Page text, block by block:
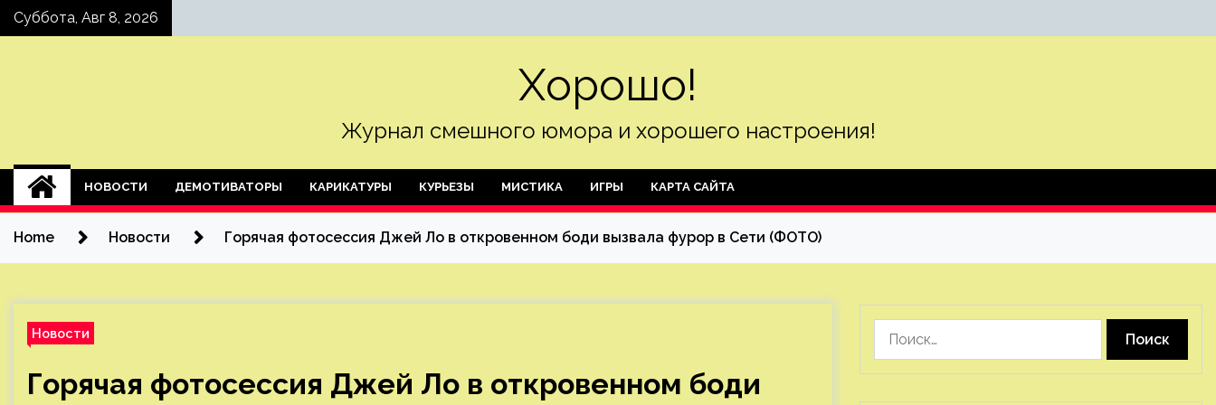
SkipСуббота, Авг 8, 2026
Хорошо!
Журнал смешного юмора и хорошего настроения!
НОВОСТИ ДЕМОТИВАТОРЫ КАРИКАТУРЫ КУРЬЕЗЫ МИСТИКА ИГРЫ КАРТА САЙТА
Home Новости Горячая фотосессия Джей Ло в откровенном боди вызвала фурор в Сети (ФОТО)
Новости
Горячая фотосессия Джей Ло в откровенном боди